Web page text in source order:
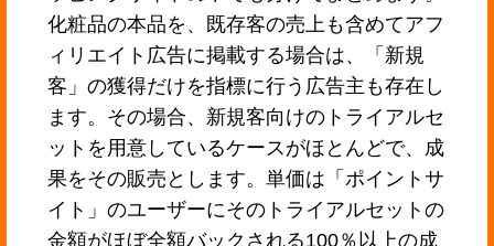
化粧品の本品を、既存客の売上も含めてアフ
ィリエイト広告に掲載する場合は、「新規
客」の獲得だけを指標に行う広告主も存在し
ます。その場合、新規客向けのトライアルセ
ットを用意しているケースがほとんどで、成
果をその販売とします。単価は「ポイントサ
イト」のユーザーにそのトライアルセットの
金額がほぼ全額バックされる100％以上の成